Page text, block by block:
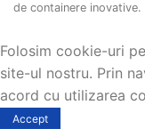
de containere inovative.
Folosim cookie-uri
site-ul nostru. Prin
acord cu utilizarea
Accept